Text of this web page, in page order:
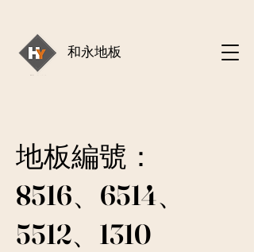
和永地板
地板編號：
8516、6514、
5512、1310